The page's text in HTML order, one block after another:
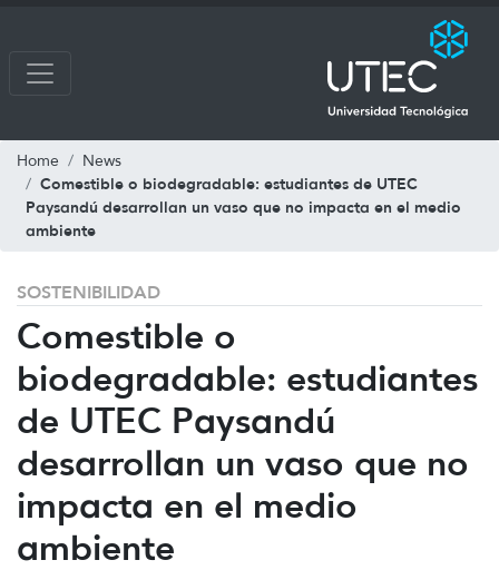
Home News
Comestible o biodegradable: estudiantes de UTEC
Paysandú desarrollan un vaso que no impacta en el medio
ambiente
SOSTENIBILIDAD
Comestible o
biodegradable: estudiantes
de UTEC Paysandú
desarrollan un vaso que no
impacta en el medio
ambiente